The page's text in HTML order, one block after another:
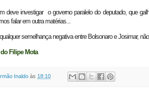
deve investigar o governo paralelo do deputado, que
falar em outra matérias...
semelhança negativa entre Bolsonaro e Josimar, não
Filipe Mota
Inaldo às 18:10